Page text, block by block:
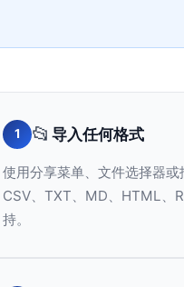
1 📂 导入任何格式
使用分享菜单、文件选择器或
CSV、TXT、MD、HTML、
持。